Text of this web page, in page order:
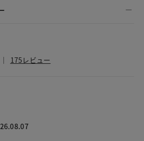
175レビュー